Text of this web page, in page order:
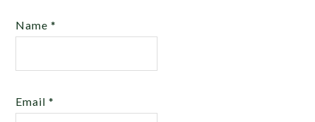
Name*
Email*